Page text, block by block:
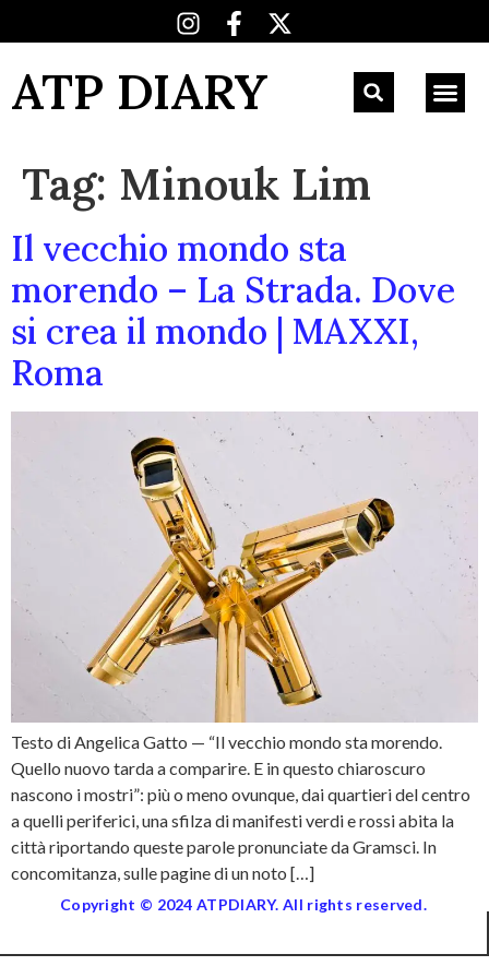
ATP DIARY
Tag: Minouk Lim
Il vecchio mondo sta
morendo – La Strada. Dove
si crea il mondo | MAXXI,
Roma
Testo di Angelica Gatto — “Il vecchio mondo sta morendo.
Quello nuovo tarda a comparire. E in questo chiaroscuro
nascono i mostri”: più o meno ovunque, dai quartieri del centro
a quelli periferici, una sfilza di manifesti verdi e rossi abita la
città riportando queste parole pronunciate da Gramsci. In
concomitanza, sulle pagine di un noto […]
Copyright © 2024 ATPDIARY. All rights reserved.